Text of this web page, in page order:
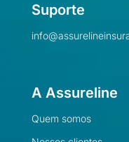
Suporte
A Assureline
Quem somos